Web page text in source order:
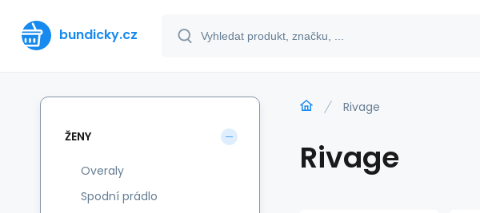
bundicky.cz
Rivage
Rivage
ŽENY
Overaly
Spodní prádlo